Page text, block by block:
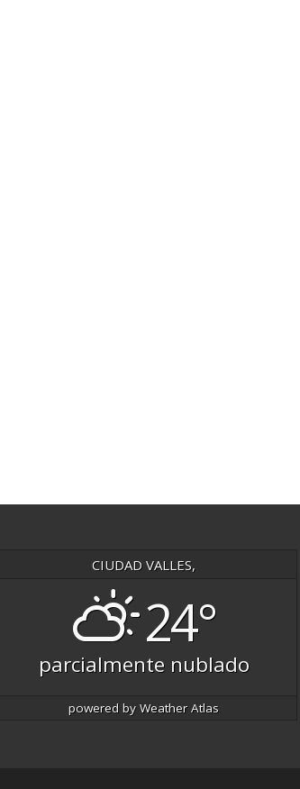
CIUDAD VALLES,
24°
parcialmente nublado
powered byWeather Atlas